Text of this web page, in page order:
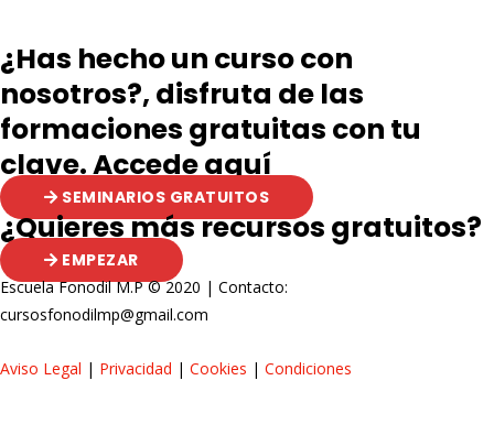
entradas
¿Has hecho un curso con
nosotros?, disfruta de las
formaciones gratuitas con tu
clave. Accede aquí
SEMINARIOS GRATUITOS
¿Quieres más recursos gratuitos?
EMPEZAR
Escuela Fonodil M.P © 2020 | Contacto:
cursosfonodilmp@gmail.com
Aviso Legal | Privacidad | Cookies | Condiciones